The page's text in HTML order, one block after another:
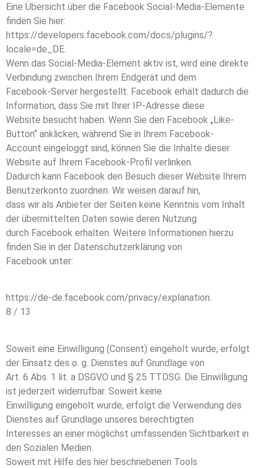
Eine Übersicht über die Facebook Social-Media-Elemente
finden Sie hier:
https://developers.facebook.com/docs/plugins/?
locale=de_DE.
Wenn das Social-Media-Element aktiv ist, wird eine direkte
Verbindung zwischen Ihrem Endgerät und dem
Facebook-Server hergestellt. Facebook erhält dadurch die
Information, dass Sie mit Ihrer IP-Adresse diese
Website besucht haben. Wenn Sie den Facebook „Like-
Button“ anklicken, während Sie in Ihrem Facebook-
Account eingeloggt sind, können Sie die Inhalte dieser
Website auf Ihrem Facebook-Profil verlinken.
Dadurch kann Facebook den Besuch dieser Website Ihrem
Benutzerkonto zuordnen. Wir weisen darauf hin,
dass wir als Anbieter der Seiten keine Kenntnis vom Inhalt
der übermittelten Daten sowie deren Nutzung
durch Facebook erhalten. Weitere Informationen hierzu
finden Sie in der Datenschutzerklärung von
Facebook unter:
https://de-de.facebook.com/privacy/explanation.
8 / 13
Soweit eine Einwilligung (Consent) eingeholt wurde, erfolgt
der Einsatz des o. g. Dienstes auf Grundlage von
Art. 6 Abs. 1 lit. a DSGVO und § 25 TTDSG. Die Einwilligung
ist jederzeit widerrufbar. Soweit keine
Einwilligung eingeholt wurde, erfolgt die Verwendung des
Dienstes auf Grundlage unseres berechtigten
Interesses an einer möglichst umfassenden Sichtbarkeit in
den Sozialen Medien.
Soweit mit Hilfe des hier beschriebenen Tools